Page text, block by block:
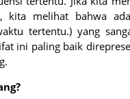
kita melihat bahwa
tertentu.) yang
ini paling baik